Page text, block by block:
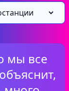
мы все